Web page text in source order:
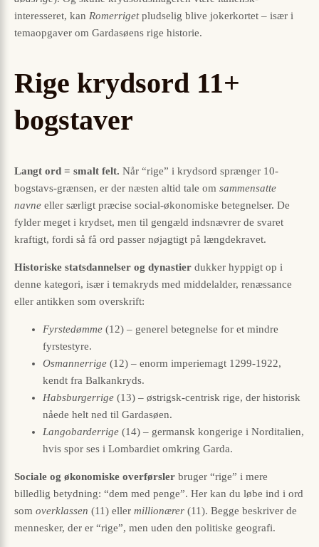
interesseret, kan Romerrigetpludselig blive jokerkortet – især i
temaopgaver om Gardasøens rige historie.
Rige krydsord 11+
bogstaver
Langt ord = smalt felt. Når “rige” i krydsord sprænger 10-
bogstavs-grænsen, er der næsten altid tale om sammensatte
navne eller særligt præcise social-økonomiske betegnelser. De
fylder meget i krydset, men til gengæld indsnævrer de svaret
kraftigt, fordi så få ord passer nøjagtigt på længdekravet.
Historiske statsdannelser og dynastier dukker hyppigt op i
denne kategori, især i temakryds med middelalder, renæssance
eller antikken som overskrift:
Fyrstedømme (12) – generel betegnelse for et mindre
fyrstestyre.
Osmannerrige (12) – enorm imperiemagt 1299-1922,
kendt fra Balkankryds.
Habsburgerrige (13) – østrigsk-centrisk rige, der historisk
nåede helt ned til Gardasøen.
Langobarderrige (14) – germansk kongerige i Norditalien,
hvis spor ses i Lombardiet omkring Garda.
Sociale og økonomiske overførsler bruger “rige” i mere
billedlig betydning: “dem med penge”. Her kan du løbe ind i ord
som overklassen (11) eller millionærer (11). Begge beskriver de
mennesker, der er “rige”, men uden den politiske geografi.